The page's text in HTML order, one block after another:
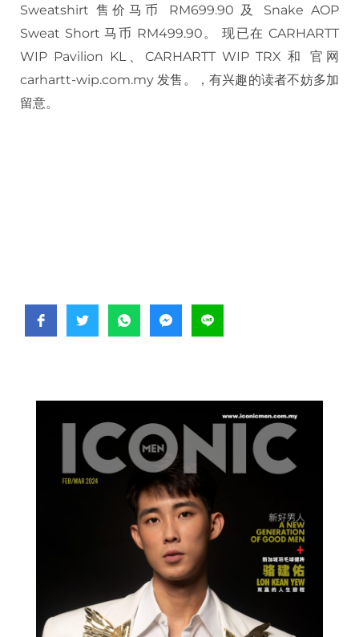
Sweatshirt 售价马币 RM699.90 及 Snake AOP
Sweat Short 马币 RM499.90。 现已在 CARHARTT
WIP Pavilion KL、CARHARTT WIP TRX 和 官网
carhartt-wip.com.my 发售。，有兴趣的读者不妨多加
留意。